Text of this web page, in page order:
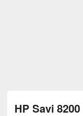
HP Savi